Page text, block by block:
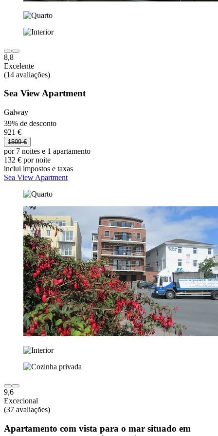
8,8
Excelente
(14 avaliações)
Sea View Apartment
Galway
39% de desconto
921 €
1509 €
por 7 noites e 1 apartamento
132 € por noite
inclui impostos e taxas
Sea View Apartment
9,6
Excecional
(37 avaliações)
Apartamento com vista para o mar situado em